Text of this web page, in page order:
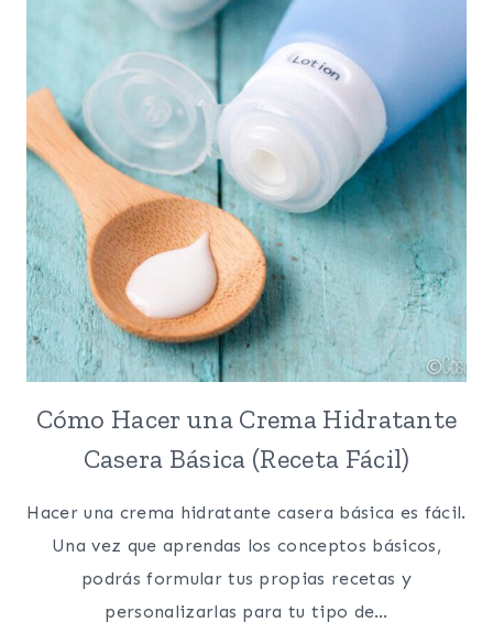
PARA
EL
Cómo Hacer una Crema Hidratante
Casera Básica (Receta Fácil)
Hacer una crema hidratante casera básica es fácil.
Una vez que aprendas los conceptos básicos,
podrás formular tus propias recetas y
personalizarlas para tu tipo de…